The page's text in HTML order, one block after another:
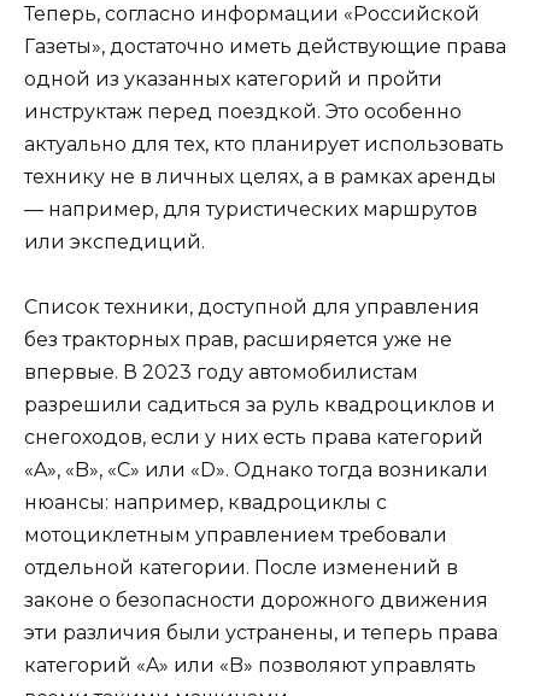
Теперь, согласно информации «Российской
Газеты», достаточно иметь действующие права
одной из указанных категорий и пройти
инструктаж перед поездкой. Это особенно
актуально для тех, кто планирует использовать
технику не в личных целях, а в рамках аренды
— например, для туристических маршрутов
или экспедиций.
Список техники, доступной для управления
без тракторных прав, расширяется уже не
впервые. В 2023 году автомобилистам
разрешили садиться за руль квадроциклов и
снегоходов, если у них есть права категорий
«A», «B», «C» или «D». Однако тогда возникали
нюансы: например, квадроциклы с
мотоциклетным управлением требовали
отдельной категории. После изменений в
законе о безопасности дорожного движения
эти различия были устранены, и теперь права
категорий «A» или «B» позволяют управлять